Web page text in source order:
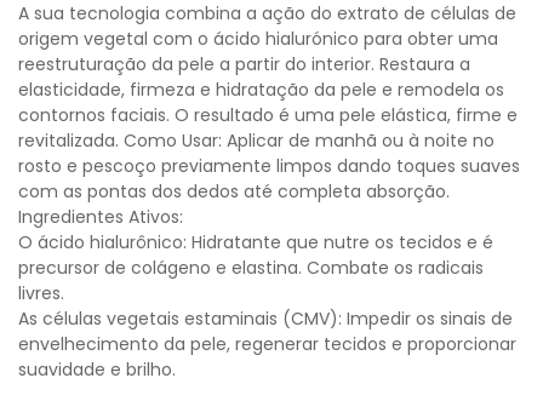
A sua tecnologia combina a ação do extrato de células de
origem vegetal com o ácido hialurónico para obter uma
reestruturação da pele a partir do interior. Restaura a
elasticidade, firmeza e hidratação da pele e remodela os
contornos faciais. O resultado é uma pele elástica, firme e
revitalizada. Como Usar: Aplicar de manhã ou à noite no
rosto e pescoço previamente limpos dando toques suaves
com as pontas dos dedos até completa absorção.
Ingredientes Ativos:
O ácido hialurônico: Hidratante que nutre os tecidos e é
precursor de colágeno e elastina. Combate os radicais
livres.
As células vegetais estaminais (CMV): Impedir os sinais de
envelhecimento da pele, regenerar tecidos e proporcionar
suavidade e brilho.